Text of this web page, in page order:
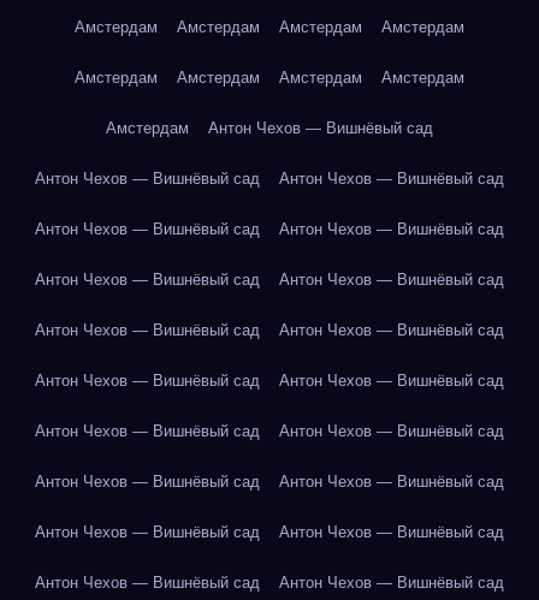
Амстердам Амстердам Амстердам Амстердам
Амстердам Амстердам Амстердам Амстердам
Амстердам Антон Чехов — Вишнёвый сад
Антон Чехов — Вишнёвый сад Антон Чехов — Вишнёвый сад
Антон Чехов — Вишнёвый сад Антон Чехов — Вишнёвый сад
Антон Чехов — Вишнёвый сад Антон Чехов — Вишнёвый сад
Антон Чехов — Вишнёвый сад Антон Чехов — Вишнёвый сад
Антон Чехов — Вишнёвый сад Антон Чехов — Вишнёвый сад
Антон Чехов — Вишнёвый сад Антон Чехов — Вишнёвый сад
Антон Чехов — Вишнёвый сад Антон Чехов — Вишнёвый сад
Антон Чехов — Вишнёвый сад Антон Чехов — Вишнёвый сад
Антон Чехов — Вишнёвый сад Антон Чехов — Вишнёвый сад